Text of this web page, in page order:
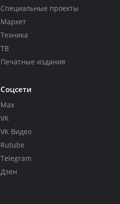
Специальные проекты
Маркет
Техника
ТВ
Печатные издания
Соцсети
Max
VK
VK Видео
Rutube
Telegram
Дзен